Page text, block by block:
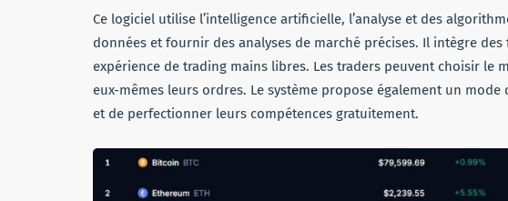
Ce logiciel utilise l’intelligence artificielle, l’analyse et des
données et fournir des analyses de marché précises. Il intègre
expérience de trading mains libres. Les traders peuvent choisir le
eux-mêmes leurs ordres. Le système propose également un
et de perfectionner leurs compétences gratuitement.